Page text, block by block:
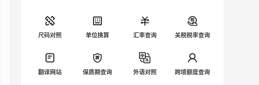
尺码对照 单位换算 汇率查询 关税税率查询
翻译网站 保质期查询 外语对照 跨境额度查询